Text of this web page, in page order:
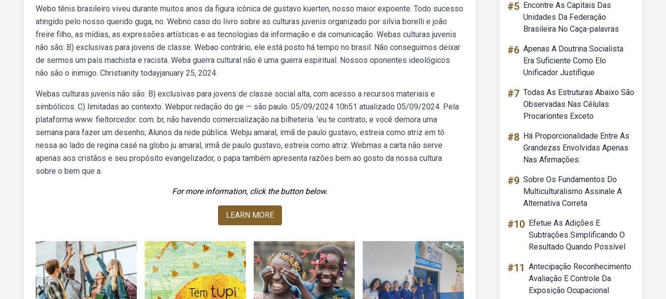
Webo tênis brasileiro viveu durante muitos anos da figura icônica de gustavo kuerten, nosso maior expoente. Todo sucesso
atingido pelo nosso querido guga, no. Webno caso do livro sobre as culturas juvenis organizado por silvia borelli e joão
freire filho, as mídias, as expressões artísticas e as tecnologias da informação e da comunicação. Webas culturas juvenis
não são: B) exclusivas para jovens de classe. Webao contrário, ele está posto há tempo no brasil: Não conseguimos deixar
de sermos um país machista e racista. Weba guerra cultural não é uma guerra espiritual. Nossos oponentes ideológicos
não são o inimigo. Christianity todayjanuary 25, 2024.
Webas culturas juvenis não são: B) exclusivas para jovens de classe social alta, com acesso a recursos materiais e
simbólicos. C) limitadas ao contexto. Webpor redação do ge — são paulo. 05/09/2024 10h51 atualizado 05/09/2024. Pela
plataforma www. fieltorcedor. com. br, não havendo comercialização na bilheteria. 'eu te contrato, e você demora uma
semana para fazer um desenho; Alunos da rede pública. Webju amaral, irmã de paulo gustavo, estreia como atriz em tô
nessa ao lado de regina casé na globo ju amaral, irmã de paulo gustavo, estreia como atriz. Webmas a carta não serve
apenas aos cristãos e seu propósito evangelizador, o papa também apresenta razões bem ao gosto da nossa cultura
sobre o bem que a.
For more information, click the button below.
LEARN MORE
#5 Encontre As Capitais Das
Unidades Da Federação
Brasileira No Caça-palavras
#6 Apenas A Doutrina Socialista
Era Suficiente Como Elo
Unificador Justifique
#7 Todas As Estruturas Abaixo São
Observadas Nas Células
Procariontes Exceto
#8 Há Proporcionalidade Entre As
Grandezas Envolvidas Apenas
Nas Afirmações:
#9 Sobre Os Fundamentos Do
Multiculturalismo Assinale A
Alternativa Correta
#10 Efetue As Adições E
Subtrações Simplificando O
Resultado Quando Possível
#11 Antecipação Reconhecimento
Avaliação E Controle Da
Exposição Ocupacional